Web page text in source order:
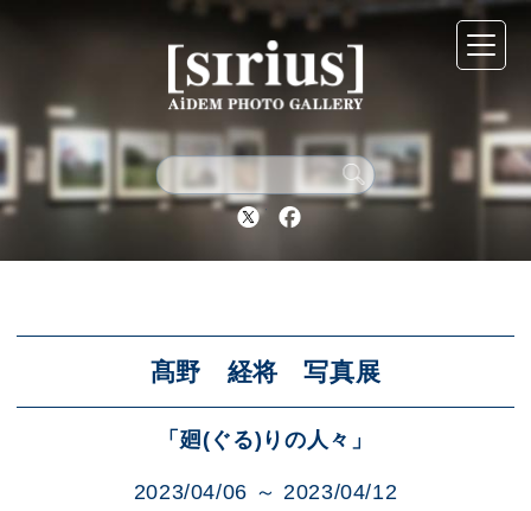
Twitter Facebook
髙野 経将 写真展
「廻(ぐる)りの人々」
2023/04/06 ～ 2023/04/12
シリウスについて
展示スケジュール